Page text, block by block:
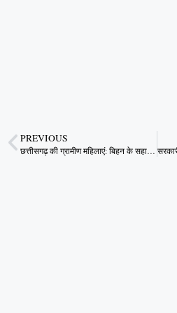
PREVIOUS
छत्तीसगढ़ की ग्रामीण महिलाएं: बिहन के सहारे आत्मनिर्भरता की ओर बढ़ता कदम